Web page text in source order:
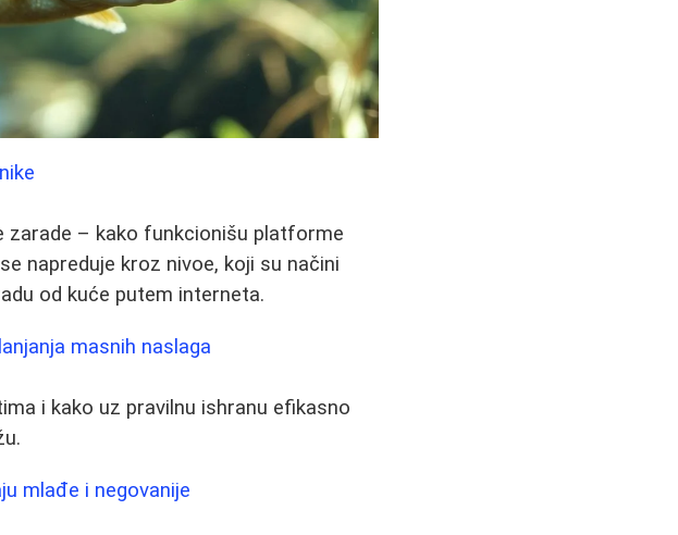
zarade – kako funkcionišu platforme
napreduje kroz nivoe, koji su načini
od kuće putem interneta.
masnih naslaga
i kako uz pravilnu ishranu efikasno
mlađe i negovanije